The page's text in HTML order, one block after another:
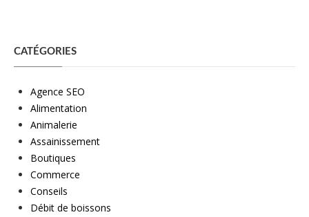
CATÉGORIES
Agence SEO
Alimentation
Animalerie
Assainissement
Boutiques
Commerce
Conseils
Débit de boissons